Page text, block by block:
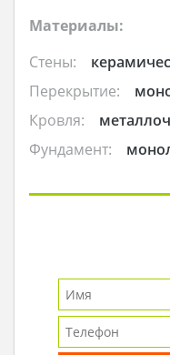
Материалы:
Стены:
Перекрытие:
Кровля:
Фундамент: